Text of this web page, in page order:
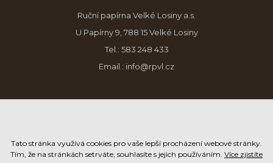
Ruční papírna Velké Losiny a.s.
U Papírny 9, 788 15 Velké Losiny
Tel.: 583 248 433
Email.: info@rpvl.cz
Tato stránka využívá cookies pro vaše lepší procházení webové stránky.
Tím, že na stránkách setrváte, souhlasíte s jejich používáním. Více zjistíte